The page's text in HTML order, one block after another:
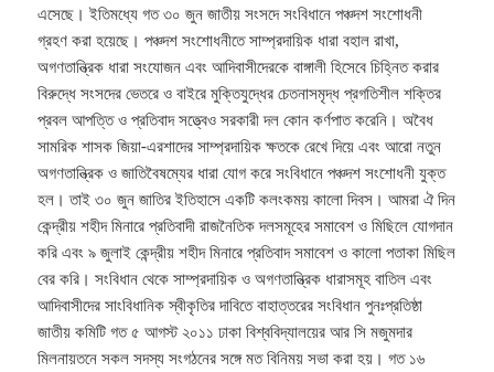
এসেছে। ইতিমধ্যে গত ৩০ জুন জাতীয় সংসদে সংবিধানে পঞ্চদশ সংশোধনী
গ্রহণ করা হয়েছে। পঞ্চদশ সংশোধনীতে সাম্প্রদায়িক ধারা বহাল রাখা,
অগণতান্ত্রিক ধারা সংযোজন এবং আদিবাসীদেরকে বাঙ্গালী হিসেবে চিহ্নিত করার
বিরুদ্ধে সংসদের ভেতরে ও বাইরে মুক্তিযুদ্ধের চেতনাসমৃদ্ধ প্রগতিশীল শক্তির
প্রবল আপত্তি ও প্রতিবাদ সত্ত্বেও সরকারী দল কোন কর্ণপাত করেনি। অবৈধ
সামরিক শাসক জিয়া-এরশাদের সাম্প্রদায়িক ক্ষতকে রেখে দিয়ে এবং আরো নতুন
অগণতান্ত্রিক ও জাতিবৈষম্যের ধারা যোগ করে সংবিধানে পঞ্চদশ সংশোধনী যুক্ত
হল। তাই ৩০ জুন জাতির ইতিহাসে একটি কলংকময় কালো দিবস। আমরা ঐ দিন
কেন্দ্রীয় শহীদ মিনারে প্রতিবাদী রাজনৈতিক দলসমূহের সমাবেশ ও মিছিলে যোগদান
করি এবং ৯ জুলাই কেন্দ্রীয় শহীদ মিনারে প্রতিবাদ সমাবেশ ও কালো পতাকা মিছিল
বের করি। সংবিধান থেকে সাম্প্রদায়িক ও অগণতান্ত্রিক ধারাসমূহ বাতিল এবং
আদিবাসীদের সাংবিধানিক স্বীকৃতির দাবিতে বাহাত্তরের সংবিধান পুনঃপ্রতিষ্ঠা
জাতীয় কমিটি গত ৫ আগস্ট ২০১১ ঢাকা বিশ্ববিদ্যালয়ের আর সি মজুমদার
মিলনায়তনে সকল সদস্য সংগঠনের সঙ্গে মত বিনিময় সভা করা হয়। গত ১৬